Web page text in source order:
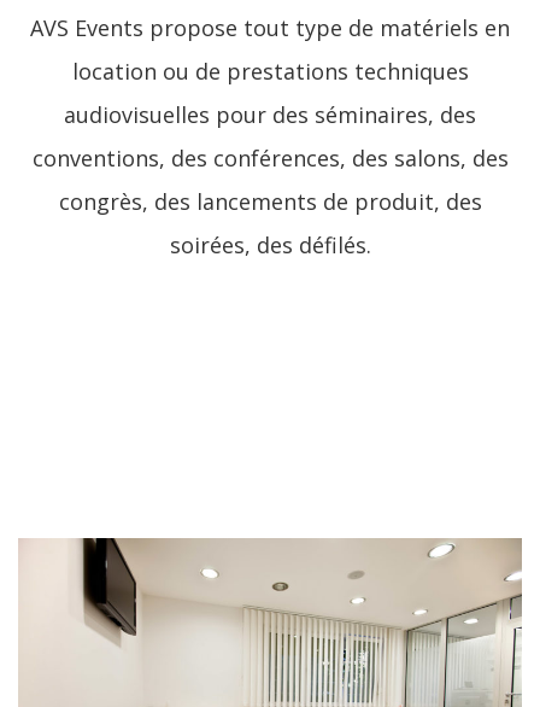
AVS Events propose tout type de matériels en
location ou de prestations techniques
audiovisuelles pour des séminaires, des
conventions, des conférences, des salons, des
congrès, des lancements de produit, des
soirées, des défilés.